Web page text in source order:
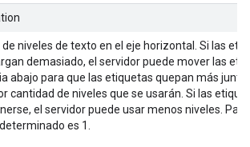
niveles de texto en el eje horizontal. Si las
demasiado, el servidor puede mover las
abajo para que las etiquetas quepan más
cantidad de niveles que se usarán. Si las
el servidor puede usar menos niveles.
es 1.